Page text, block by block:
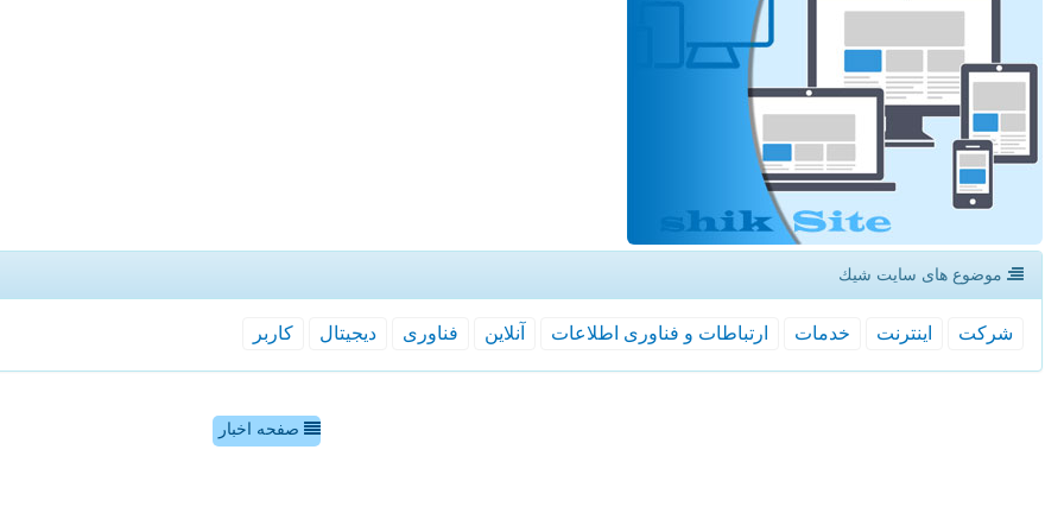
موضوع های سایت شیك
شركت اینترنت خدمات ارتباطات و فناوری اطلاعات آنلاین فناوری دیجیتال كاربر
صفحه اخبار